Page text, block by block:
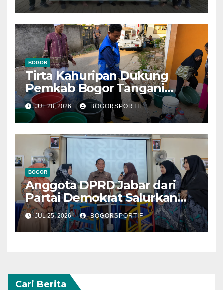
Komitmen Lestarikan Alam
dan Warisan Sejarah
BOGOR
Tirta Kahuripan Dukung
Pemkab Bogor Tangani
Dampak Kemarau
JUL 28, 2026 BOGORSPORTIF
BOGOR
Anggota DPRD Jabar dari
Partai Demokrat Salurkan
Bantuan Perlengkapan
Taman Kanak Kanak
JUL 25, 2026 BOGORSPORTIF
Cari Berita